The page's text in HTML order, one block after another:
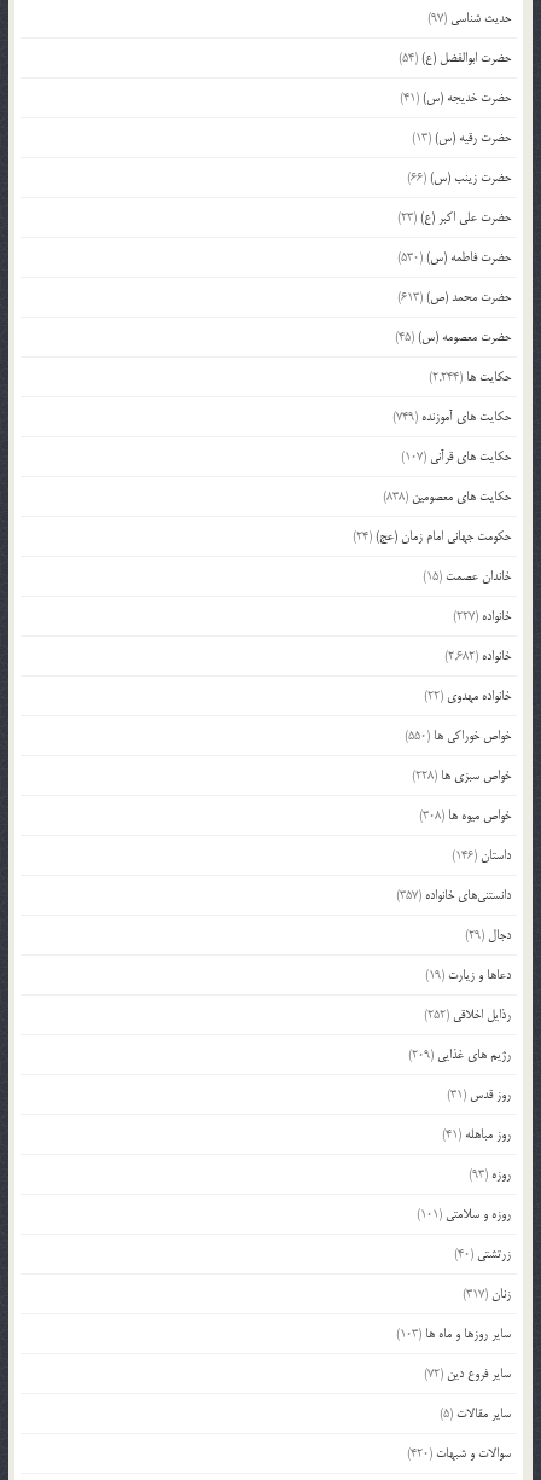
حدیث شناسی (97)
حضرت ابوالفضل (ع)(54)
حضرت خدیجه (س)(41)
حضرت رقیه (س)(13)
حضرت زینب (س)(66)
حضرت علی اکبر (ع)(23)
حضرت فاطمه (س)(530)
حضرت محمد (ص)(613)
حضرت معصومه (س)(45)
حکایت ها (2,244)
حکایت های آموزنده (749)
حکایت های قرآنی (107)
حکایت های معصومین (838)
حکومت جهانی امام زمان (عج)(24)
خاندان عصمت (15)
خانواده (227)
خانواده (2,682)
خانواده مهدوی (22)
خواص خوراکی ها (550)
خواص سبزی ها (228)
خواص میوه ها (308)
داستان(146)
دانستنی‌های خانواده (357)
دجال (29)
دعاها و زیارت (19)
رذایل اخلاقی (252)
رژیم های غذایی (209)
روز قدس (31)
روز مباهله (41)
روزه (93)
روزه و سلامتی (101)
زرتشتی (40)
زنان(317)
سایر روزها و ماه ها (103)
سایر فروع دین (72)
سایر مقالات (5)
سوالات و شبهات (420)